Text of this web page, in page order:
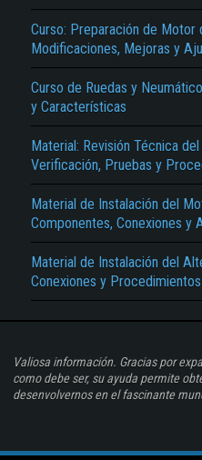
Curso: Preparación de Motor
Modificaciones, Mejoras y
Curso de Ruedas y
y Características
Material: Revisión Técnica
Verificación, Pruebas y
Material de Instalación del
Componentes, Conexiones y
Material de Instalación del
Conexiones y Procedimientos
Valiosa información. Gracias por
como debe ser, su ayuda permite
desenvolvernos en el fascinante